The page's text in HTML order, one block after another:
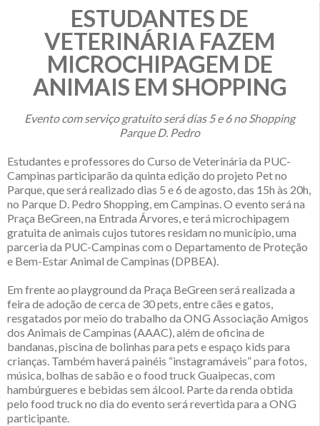
ESTUDANTES DE
VETERINÁRIA FAZEM
MICROCHIPAGEM DE
ANIMAIS EM SHOPPING
Evento com serviço gratuito será dias 5 e 6 no Shopping
Parque D. Pedro
Estudantes e professores do Curso de Veterinária da PUC-
Campinas participarão da quinta edição do projeto Pet no
Parque, que será realizado dias 5 e 6 de agosto, das 15h às 20h,
no Parque D. Pedro Shopping, em Campinas. O evento será na
Praça BeGreen, na Entrada Árvores, e terá microchipagem
gratuita de animais cujos tutores residam no município, uma
parceria da PUC-Campinas com o Departamento de Proteção
e Bem-Estar Animal de Campinas (DPBEA).
Em frente ao playground da Praça BeGreen será realizada a
feira de adoção de cerca de 30 pets, entre cães e gatos,
resgatados por meio do trabalho da ONG Associação Amigos
dos Animais de Campinas (AAAC), além de oficina de
bandanas, piscina de bolinhas para pets e espaço kids para
crianças. Também haverá painéis “instagramáveis” para fotos,
música, bolhas de sabão e o food truck Guaipecas, com
hambúrgueres e bebidas sem álcool. Parte da renda obtida
pelo food truck no dia do evento será revertida para a ONG
participante.